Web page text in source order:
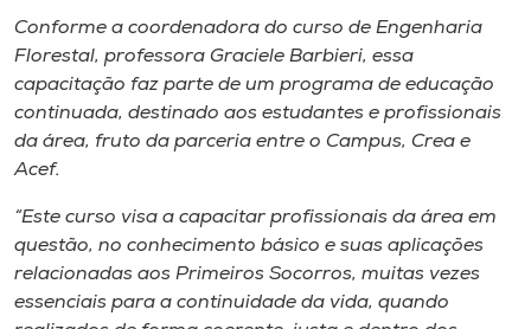
o idioma
Conforme a coordenadora do curso de Engenharia
Florestal, professora Graciele Barbieri, essa
capacitação faz parte de um programa de educação
continuada, destinado aos estudantes e profissionais
da área, fruto da parceria entre o Campus, Crea e
Acef.
“Este curso visa a capacitar profissionais da área em
questão, no conhecimento básico e suas aplicações
relacionadas aos Primeiros Socorros, muitas vezes
essenciais para a continuidade da vida, quando